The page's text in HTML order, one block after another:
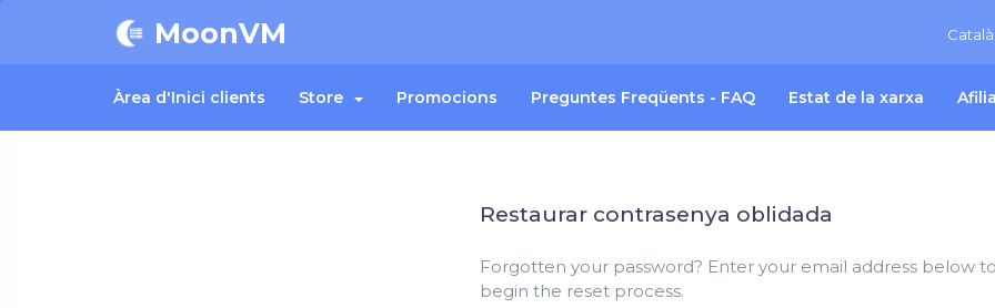
Català
MoonVM
Àrea d'Inici clients Store Promocions Preguntes Freqüents - FAQ Estat de la xarxa
Restaurar contrasenya oblidada
Forgotten your password? Enter your email address below to
begin the reset process.